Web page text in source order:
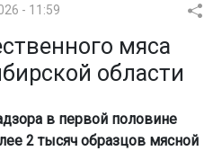
- 11:59
мяса
области
в первой половине
2 тысяч образцов мясной